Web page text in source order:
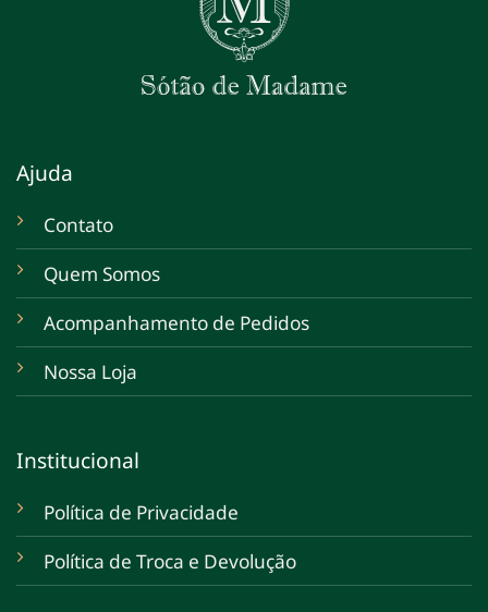
Ajuda
Contato
Quem Somos
Acompanhamento de Pedidos
Nossa Loja
Institucional
Política de Privacidade
Política de Troca e Devolução